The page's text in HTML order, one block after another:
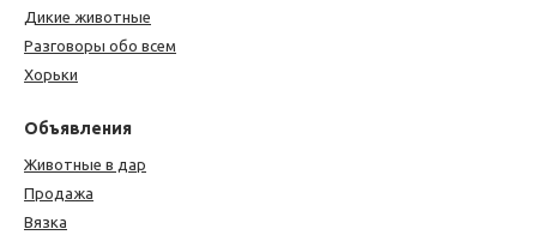
Дикие животные
Разговоры обо всем
Хорьки
Объявления
Животные в дар
Продажа
Вязка